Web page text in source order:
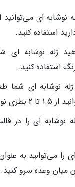
نوشابه ای
استفاده کنید.
ژله نوشابه ای
استفاده کنید.
ژله نوشابه ای شما
استفاده کنید.
نوشابه ای را در
را می‌توانید به
میان وعده سرو کنید.